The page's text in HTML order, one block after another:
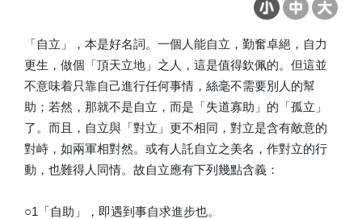
「自立」，本是好名詞。一個人能自立，勤奮卓絕，自力
更生，做個「頂天立地」之人，這是值得欽佩的。但這並
不意味着只靠自己進行任何事情，絲毫不需要別人的幫
助；若然，那就不是自立，而是「失道寡助」的「孤立」
了。而且，自立與「對立」更不相同，對立是含有敵意的
對峙，如兩軍相對然。或有人託自立之美名，作對立的行
動，也難得人同情。故自立應有下列幾點含義：
○1「自助」，即遇到事自求進步也。